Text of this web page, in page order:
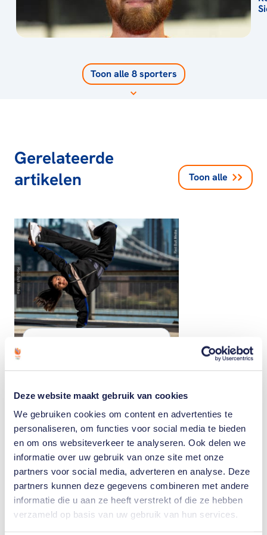
Deze website maakt gebruik van cookies
We gebruiken cookies om content en advertenties te
personaliseren, om functies voor social media te bieden
en om ons websiteverkeer te analyseren. Ook delen we
informatie over uw gebruik van onze site met onze
partners voor social media, adverteren en analyse. Deze
partners kunnen deze gegevens combineren met andere
informatie die u aan ze heeft verstrekt of die ze hebben
verzameld op basis van uw gebruik van hun services.
Toon alle 8 sporters
Gerelateerde
artikelen
Toon alle
Europese Spelen in
Krakau?
Van 21 juni tot en met 2 juli
2023 is Krakau in Polen het
toneel van de derde editie
Lees artikel